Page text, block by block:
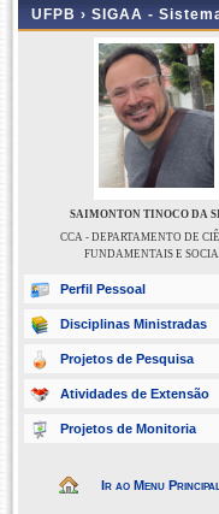
UFPB › SIGAA -
SAIMONTON TINOCO DA
CCA - DEPARTAMENTO DE
FUNDAMENTAIS E
Perfil Pessoal
Disciplinas Ministradas
Projetos de Pesquisa
Atividades de Extensão
Projetos de Monitoria
Ir ao Menu Principal